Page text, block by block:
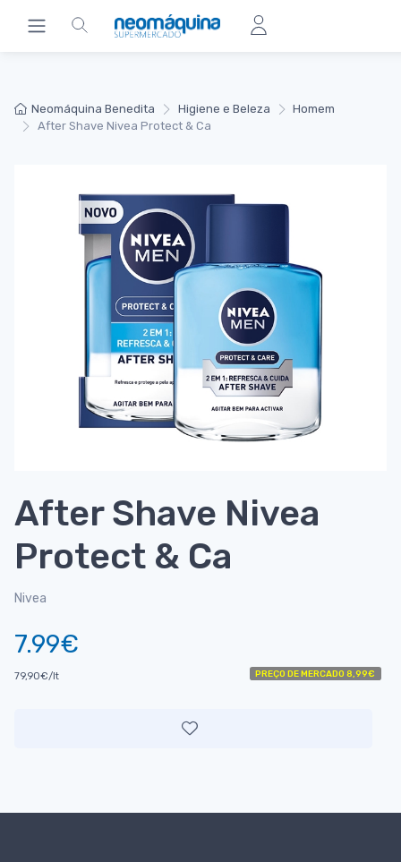
Neomáquina Benedita Higiene e Beleza
Homem
After Shave Nivea Protect & Ca
After Shave Nivea
Protect & Ca
Nivea
7.99€
79,90€/lt PREÇO DE MERCADO 8,99€